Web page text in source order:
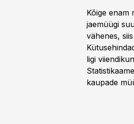
Kõige enam
jaemüügi
vähenes,
ligi
kaupade